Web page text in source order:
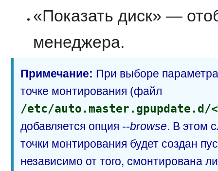
«Показать диск» —
менеджера.
Примечание: При выборе
точке монтирования (файл
/etc/auto.master.gpupdate.d/
добавляется опция --browse. В этом
точки монтирования будет создан
независимо от того, смонтирована